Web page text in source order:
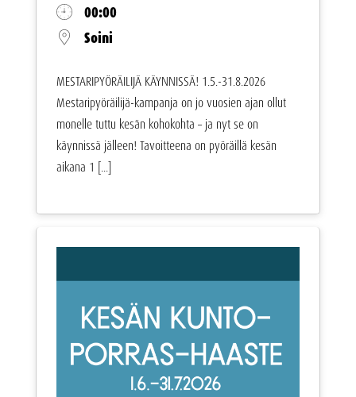
00:00
Soini
MESTARIPYÖRÄILIJÄ KÄYNNISSÄ! 1.5.-31.8.2026
Mestaripyöräilijä-kampanja on jo vuosien ajan ollut
monelle tuttu kesän kohokohta – ja nyt se on
käynnissä jälleen! Tavoitteena on pyöräillä kesän
aikana 1 [...]